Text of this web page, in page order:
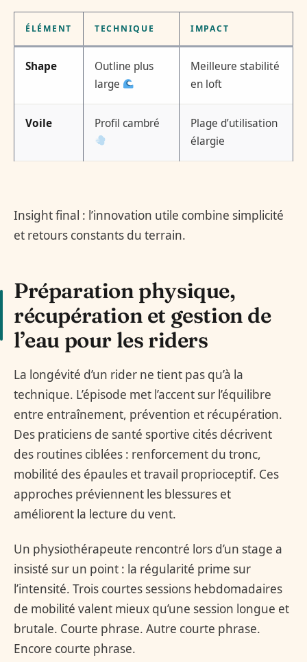
ÉLÉMENT TECHNIQUE IMPACT
Shape
Outline plus
large
Meilleure stabilité
en loft
Voile Profil cambré
Plage d’utilisation
élargie
Insight final : l’innovation utile combine simplicité
et retours constants du terrain.
Préparation physique,
récupération et gestion de
l’eau pour les riders
La longévité d’un rider ne tient pas qu’à la
technique. L’épisode met l’accent sur l’équilibre
entre entraînement, prévention et récupération.
Des praticiens de santé sportive cités décrivent
des routines ciblées : renforcement du tronc,
mobilité des épaules et travail proprioceptif. Ces
approches préviennent les blessures et
améliorent la lecture du vent.
Un physiothérapeute rencontré lors d’un stage a
insisté sur un point : la régularité prime sur
l’intensité. Trois courtes sessions hebdomadaires
de mobilité valent mieux qu’une session longue et
brutale. Courte phrase. Autre courte phrase.
Encore courte phrase.